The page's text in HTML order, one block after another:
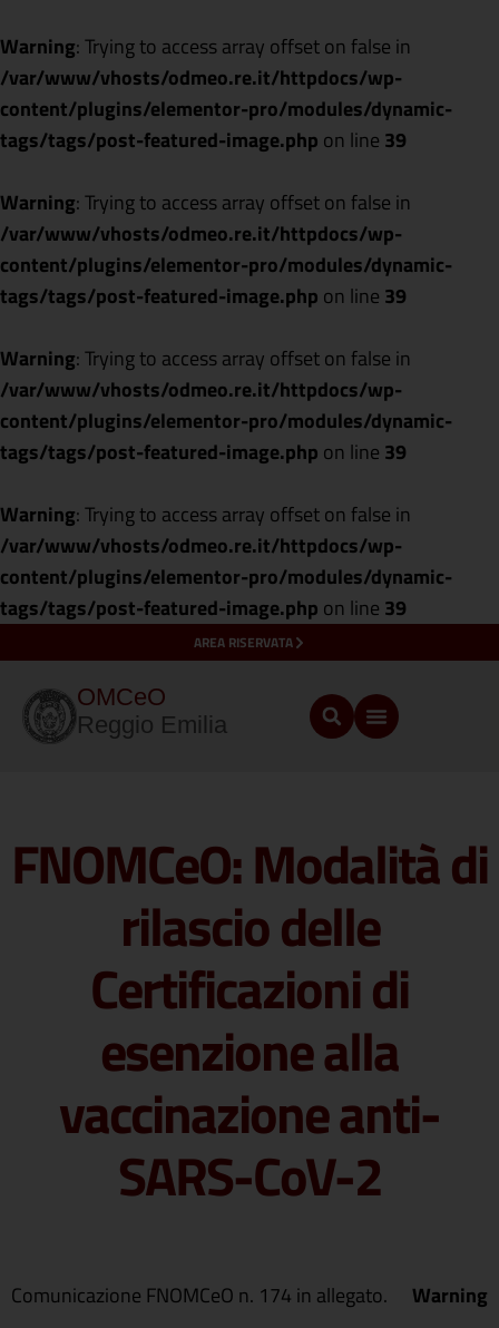
Warning: Trying to access array offset on false in
/var/www/vhosts/odmeo.re.it/httpdocs/wp-
content/plugins/elementor-pro/modules/dynamic-
tags/tags/post-featured-image.php on line 39
Warning: Trying to access array offset on false in
/var/www/vhosts/odmeo.re.it/httpdocs/wp-
content/plugins/elementor-pro/modules/dynamic-
tags/tags/post-featured-image.php on line 39
Warning: Trying to access array offset on false in
/var/www/vhosts/odmeo.re.it/httpdocs/wp-
content/plugins/elementor-pro/modules/dynamic-
tags/tags/post-featured-image.php on line 39
Warning: Trying to access array offset on false in
/var/www/vhosts/odmeo.re.it/httpdocs/wp-
content/plugins/elementor-pro/modules/dynamic-
tags/tags/post-featured-image.php on line 39
AREA RISERVATA
OMCeO
Reggio Emilia
FNOMCeO: Modalità di
rilascio delle
Certificazioni di
esenzione alla
vaccinazione anti-
SARS-CoV-2
Comunicazione FNOMCeO n. 174 in allegato.
Warning